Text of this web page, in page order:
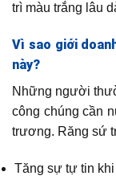
trì màu trắng lâu
Vì sao giới
này?
Những người
công chúng cần
trương. Răng sứ
Tăng sự tự tin